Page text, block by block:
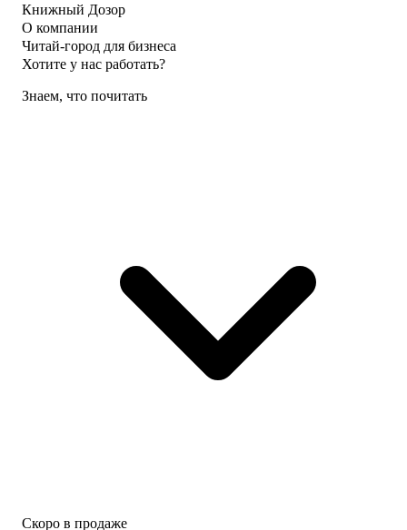
Книжный Дозор
О компании
Читай-город для бизнеса
Хотите у нас работать?
Знаем, что почитать
Скоро в продаже